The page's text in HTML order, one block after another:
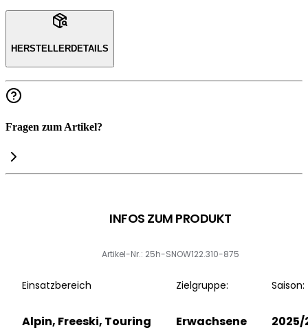
HERSTELLERDETAILS
Fragen zum Artikel?
INFOS ZUM PRODUKT
Artikel-Nr.: 25h-SNOW122.310-875
Einsatzbereich
Alpin, Freeski, Touring
Zielgruppe:
Erwachsene
Saison:
2025/